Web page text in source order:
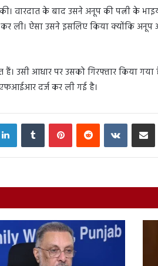
वारदात के बाद उसने अनूप की पत्नी के
ली। ऐसा उसने इसलिए किया क्योंकि अनूप
उसी आधार पर उसको गिरफ्तार किया गया है।
दर्ज कर ली गई है।
LinkedInTumblr PinterestReddit